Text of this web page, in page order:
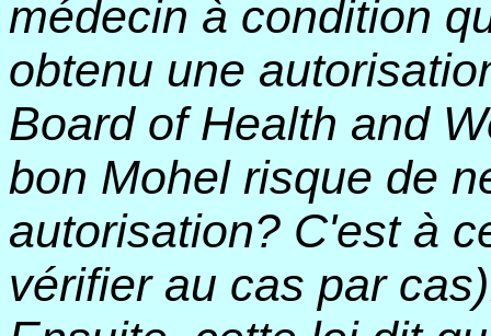
médecin à condition
obtenu une
Board of Health and
bon Mohel risque de
autorisation? C'est à
vérifier au cas par